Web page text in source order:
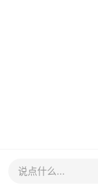
说点什么...